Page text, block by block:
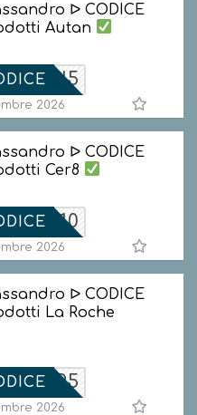
ᐅ CODICE
Autan
2026
ᐅ CODICE
Cer8
2026
ᐅ CODICE
La Roche
LRP5
2026